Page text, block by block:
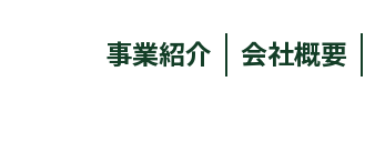
事業紹介 会社概要